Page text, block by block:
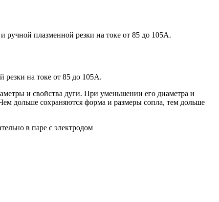
плазменной резки на токе от 85 до 105А.
резки на токе от 85 до 105А.
и свойства дуги. При уменьшении его диаметра и
дольше сохраняются форма и размеры сопла, тем дольше
в паре с электродом